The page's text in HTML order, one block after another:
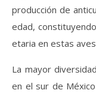
producción de
edad,
etaria en estas
La mayor
en el sur de